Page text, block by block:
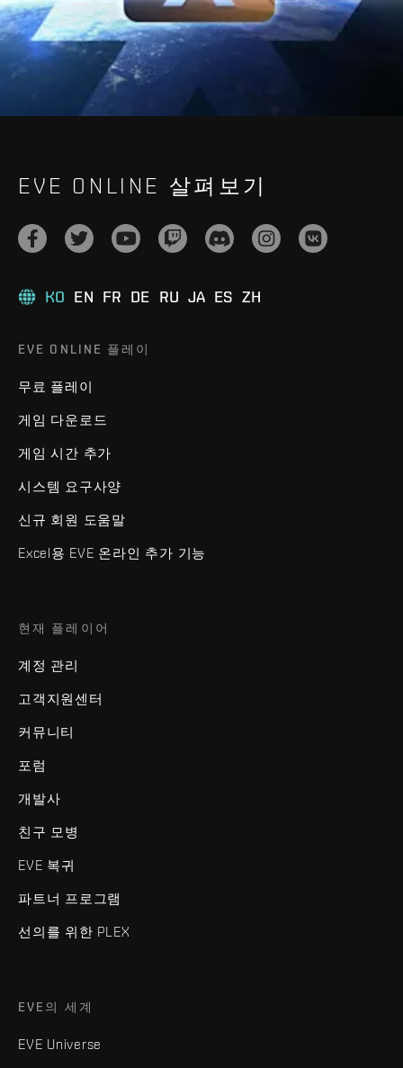
EVE ONLINE 살펴보기
KO EN FR DE RU JA ES ZH
EVE ONLINE 플레이
무료 플레이
게임 다운로드
게임 시간 추가
시스템 요구사양
신규 회원 도움말
Excel용 EVE 온라인 추가 기능
현재 플레이어
계정 관리
고객지원센터
커뮤니티
포럼
개발사
친구 모병
EVE 복귀
파트너 프로그램
선의를 위한 PLEX
EVE의 세계
EVE Universe